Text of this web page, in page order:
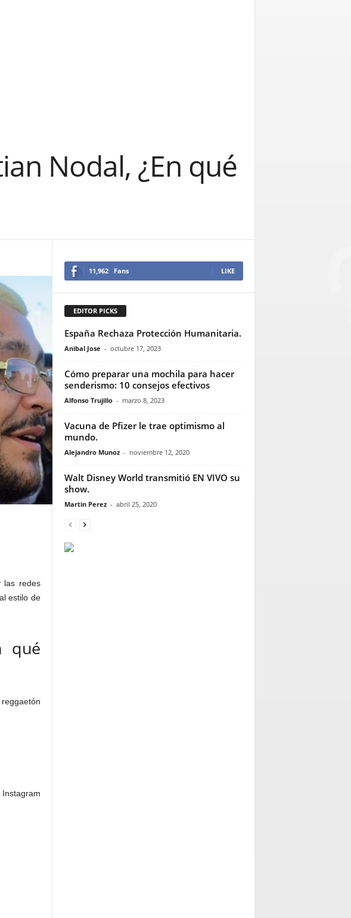
Nodal, ¿En qué
las redes
estilo de
qué
11,962 Fans LIKE
EDITOR PICKS
España Rechaza Protección Humanitaria.
Anibal Jose - octubre 17, 2023
Cómo preparar una mochila para hacer
senderismo: 10 consejos efectivos
Alfonso Trujillo - marzo 8, 2023
Vacuna de Pfizer le trae optimismo al
mundo.
Alejandro Munoz - noviembre 12, 2020
Walt Disney World transmitió EN VIVO su
show.
Martin Perez - abril 25, 2020